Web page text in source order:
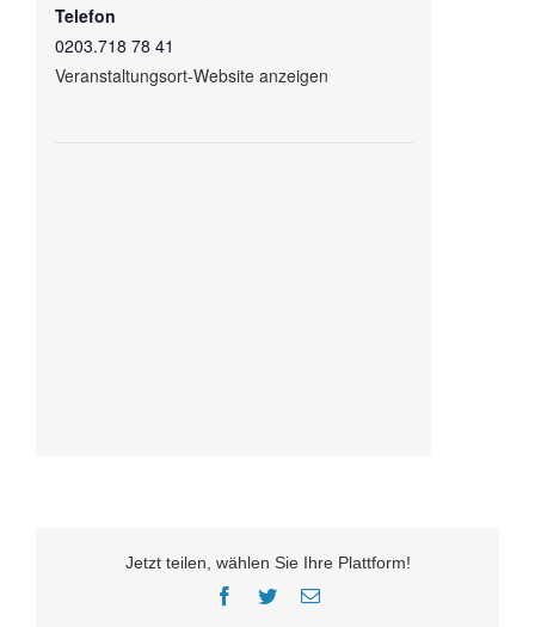
Telefon
0203.718 78 41
Veranstaltungsort-Website anzeigen
Jetzt teilen, wählen Sie Ihre Plattform!
Facebook
TwitterE-